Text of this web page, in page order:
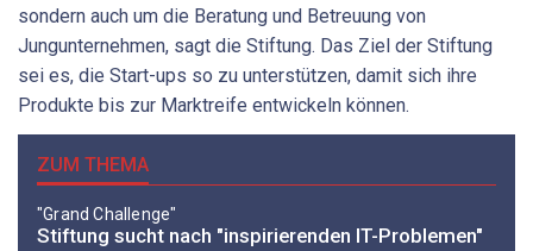
sondern auch um die Beratung und Betreuung von
Jungunternehmen, sagt die Stiftung. Das Ziel der Stiftung
sei es, die Start-ups so zu unterstützen, damit sich ihre
Produkte bis zur Marktreife entwickeln können.
ZUM THEMA
"Grand Challenge"
Stiftung sucht nach "inspirierenden IT-Problemen"